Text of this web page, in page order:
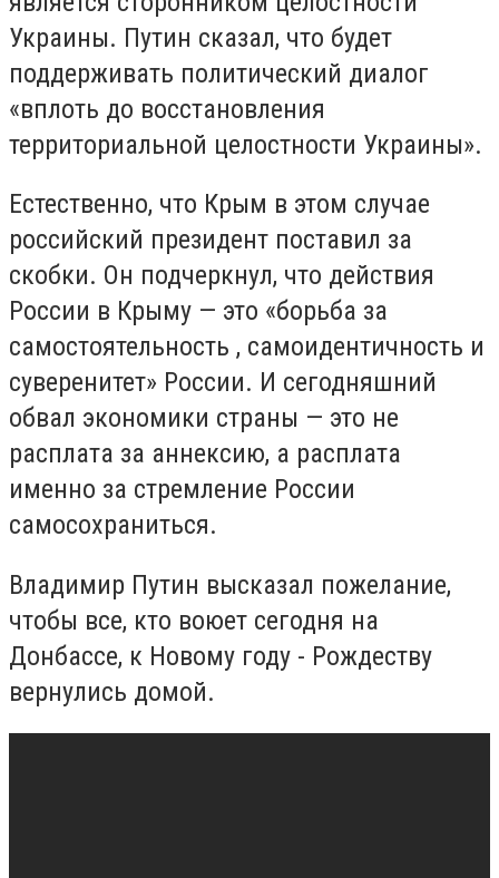
Украины. Путин сказал, что будет
поддерживать политический диалог
«вплоть до восстановления
территориальной целостности Украины».
Естественно, что Крым в этом случае
российский президент поставил за
скобки. Он подчеркнул, что действия
России в Крыму — это «борьба за
самостоятельность , самоидентичность и
суверенитет» России. И сегодняшний
обвал экономики страны — это не
расплата за аннексию, а расплата
именно за стремление России
самосохраниться.
Владимир Путин высказал пожелание,
чтобы все, кто воюет сегодня на
Донбассе, к Новому году - Рождеству
вернулись домой.